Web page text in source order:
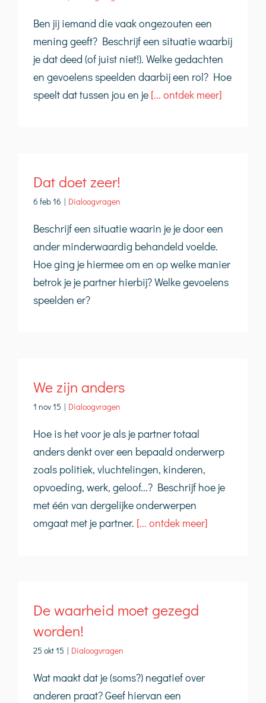
Ben jij iemand die vaak ongezouten een
mening geeft? Beschrijf een situatie waarbij
je dat deed (of juist niet!). Welke gedachten
en gevoelens speelden daarbij een rol? Hoe
speelt dat tussen jou en je [... ontdek meer]
Dat doet zeer!
6 feb 16 | Dialoogvragen
Beschrijf een situatie waarin je je door een
ander minderwaardig behandeld voelde.
Hoe ging je hiermee om en op welke manier
betrok je je partner hierbij? Welke gevoelens
speelden er?
We zijn anders
1 nov 15 | Dialoogvragen
Hoe is het voor je als je partner totaal
anders denkt over een bepaald onderwerp
zoals politiek, vluchtelingen, kinderen,
opvoeding, werk, geloof...? Beschrijf hoe je
met één van dergelijke onderwerpen
omgaat met je partner. [... ontdek meer]
De waarheid moet gezegd
worden!
25 okt 15 | Dialoogvragen
Wat maakt dat je (soms?) negatief over
anderen praat? Geef hiervan een